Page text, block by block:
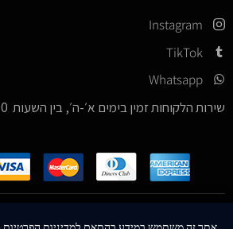
Instagram
TikTok
Whatsapp
שירות הלקוחות זמין בימים א׳-ה׳, בין השעות 10:00-17:00